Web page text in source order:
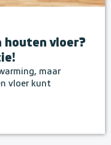
houten vloer?
maar
vloer kunt